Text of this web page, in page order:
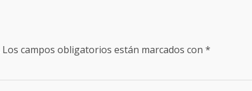
Los campos obligatorios están marcados con *